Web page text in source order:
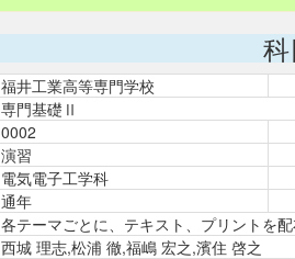
福井工業高等専門学校
専門基礎Ⅱ
0002
演習
電気電子工学科
通年
各テーマごとに、テキスト、プリントを
西城 理志,松浦 徹,福嶋 宏之,濱住 啓之